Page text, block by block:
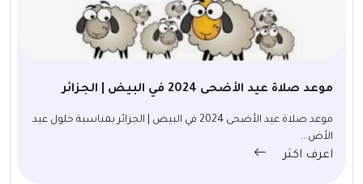
موعد صلاة عيد الأضحى 2024 في البيض | الجزائر
موعد صلاة عيد الأضحى 2024 في البيض | الجزائر بمناسبة حلول عيد
الأض...
اعرف اكثر